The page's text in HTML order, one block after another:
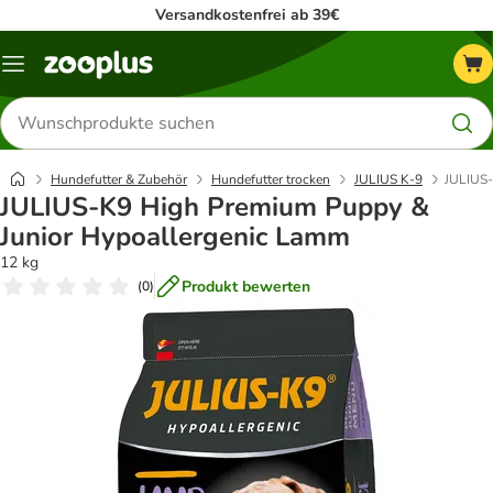
Versandkostenfrei ab 39€
Menü
Produkte
suchen
Hundefutter & Zubehör Hundefutter trocken JULIUS K-9
JULIUS-K9 High Premium Puppy &
Junior Hypoallergenic Lamm
12 kg
(0) Produkt bewerten